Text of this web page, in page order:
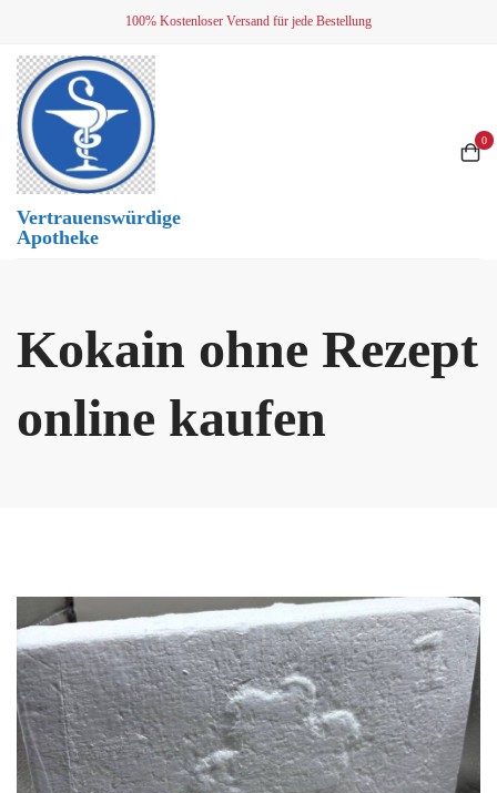
content
100% Kostenloser Versand für jede Bestellung
Vertrauenswürdige
Apotheke
0
Kokain ohne Rezept
online kaufen